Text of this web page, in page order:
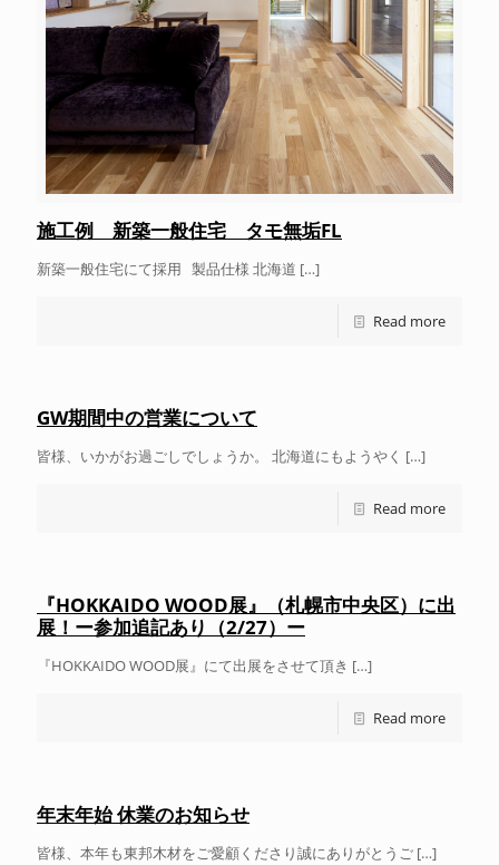
施工例 新築一般住宅 タモ無垢FL
新築一般住宅にて採用 製品仕様 北海道 […]
Read more
GW期間中の営業について
皆様、いかがお過ごしでしょうか。 北海道にもようやく […]
Read more
『HOKKAIDO WOOD展』（札幌市中央区）に出
展！ー参加追記あり（2/27）ー
『HOKKAIDO WOOD展』にて出展をさせて頂き […]
Read more
年末年始 休業のお知らせ
皆様、本年も東邦木材をご愛顧くださり誠にありがとうご […]